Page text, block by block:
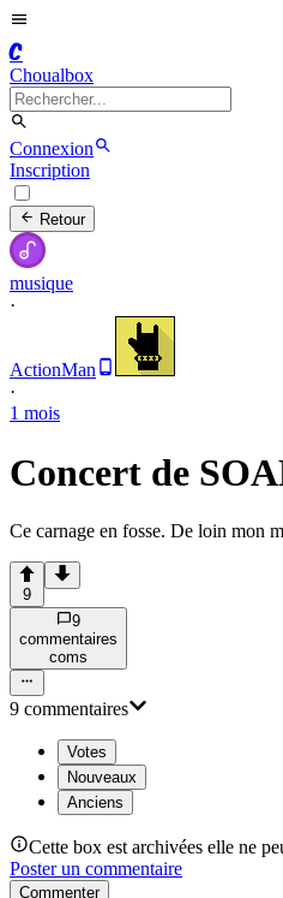
C
Choualbox
Connexion
Inscription
Retour
musique
·
ActionMan
·
1 mois
Concert de
Ce carnage en fosse. De loin mon
9
9
commentaires
coms
9 commentaires
Votes
Nouveaux
Anciens
Cette box est archivées elle ne
Poster un commentaire
Commenter